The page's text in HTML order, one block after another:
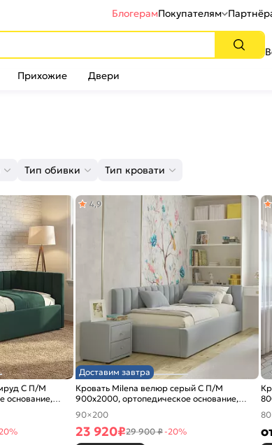
БлогерамПокупателям
Прихожие Двери
Тип обивки Тип кровати
С П/М
основание,
Доставим завтра
Кровать Milena велюр серый С П/М
900x2000, ортопедическое основание,
4,9
90×200
23 920₽29 900 ₽-20%